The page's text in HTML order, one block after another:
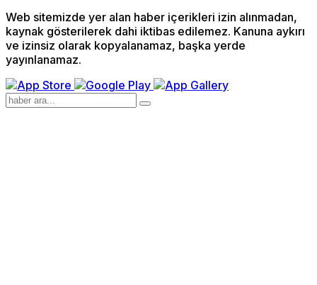
Web sitemizde yer alan haber içerikleri izin alınmadan,
kaynak gösterilerek dahi iktibas edilemez. Kanuna aykırı
ve izinsiz olarak kopyalanamaz, başka yerde
yayınlanamaz.